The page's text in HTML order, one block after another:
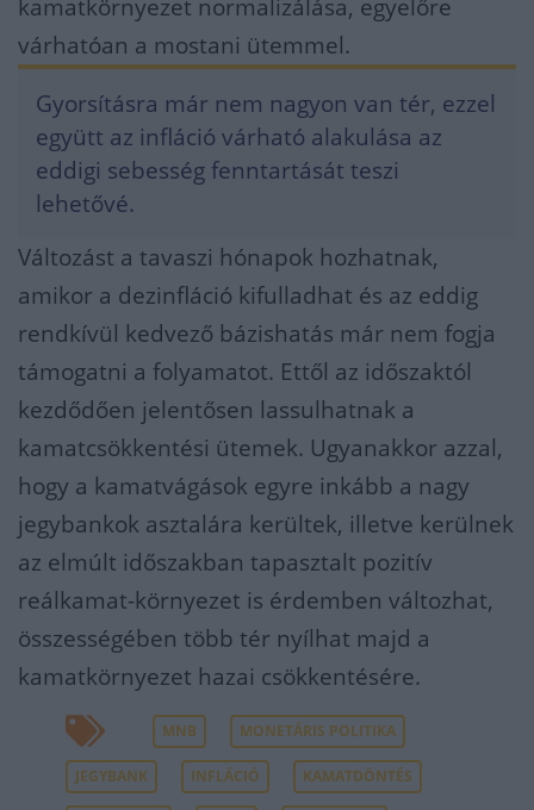
kamatkörnyezet normalizálása, egyelőre
várhatóan a mostani ütemmel.
Gyorsításra már nem nagyon van tér, ezzel
együtt az infláció várható alakulása az
eddigi sebesség fenntartását teszi
lehetővé.
Változást a tavaszi hónapok hozhatnak,
amikor a dezinfláció kifulladhat és az eddig
rendkívül kedvező bázishatás már nem fogja
támogatni a folyamatot. Ettől az időszaktól
kezdődően jelentősen lassulhatnak a
kamatcsökkentési ütemek. Ugyanakkor azzal,
hogy a kamatvágások egyre inkább a nagy
jegybankok asztalára kerültek, illetve kerülnek
az elmúlt időszakban tapasztalt pozitív
reálkamat-környezet is érdemben változhat,
összességében több tér nyílhat majd a
kamatkörnyezet hazai csökkentésére.
MNB MONETÁRIS POLITIKA
JEGYBANK INFLÁCIÓ KAMATDÖNTÉS